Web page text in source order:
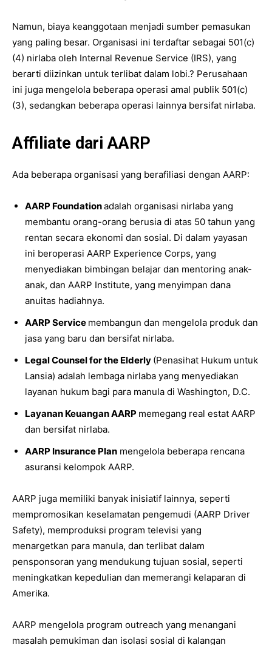
Namun, biaya keanggotaan menjadi sumber pemasukan
yang paling besar. Organisasi ini terdaftar sebagai 501(c)
(4) nirlaba oleh Internal Revenue Service (IRS), yang
berarti diizinkan untuk terlibat dalam lobi.? Perusahaan
ini juga mengelola beberapa operasi amal publik 501(c)
(3), sedangkan beberapa operasi lainnya bersifat nirlaba.
Affiliate dari AARP
Ada beberapa organisasi yang berafiliasi dengan AARP:
AARP Foundationadalah organisasi nirlaba yang
membantu orang-orang berusia di atas 50 tahun yang
rentan secara ekonomi dan sosial. Di dalam yayasan
ini beroperasi AARP Experience Corps, yang
menyediakan bimbingan belajar dan mentoring anak-
anak, dan AARP Institute, yang menyimpan dana
anuitas hadiahnya.
AARP Service membangun dan mengelola produk dan
jasa yang baru dan bersifat nirlaba.
Legal Counsel for the Elderly (Penasihat Hukum untuk
Lansia) adalah lembaga nirlaba yang menyediakan
layanan hukum bagi para manula di Washington, D.C.
Layanan Keuangan AARP memegang real estat AARP
dan bersifat nirlaba.
AARP Insurance Plan mengelola beberapa rencana
asuransi kelompok AARP.
AARP juga memiliki banyak inisiatif lainnya, seperti
mempromosikan keselamatan pengemudi (AARP Driver
Safety), memproduksi program televisi yang
menargetkan para manula, dan terlibat dalam
pensponsoran yang mendukung tujuan sosial, seperti
meningkatkan kepedulian dan memerangi kelaparan di
Amerika.
AARP mengelola program outreach yang menangani
masalah pemukiman dan isolasi sosial di kalangan